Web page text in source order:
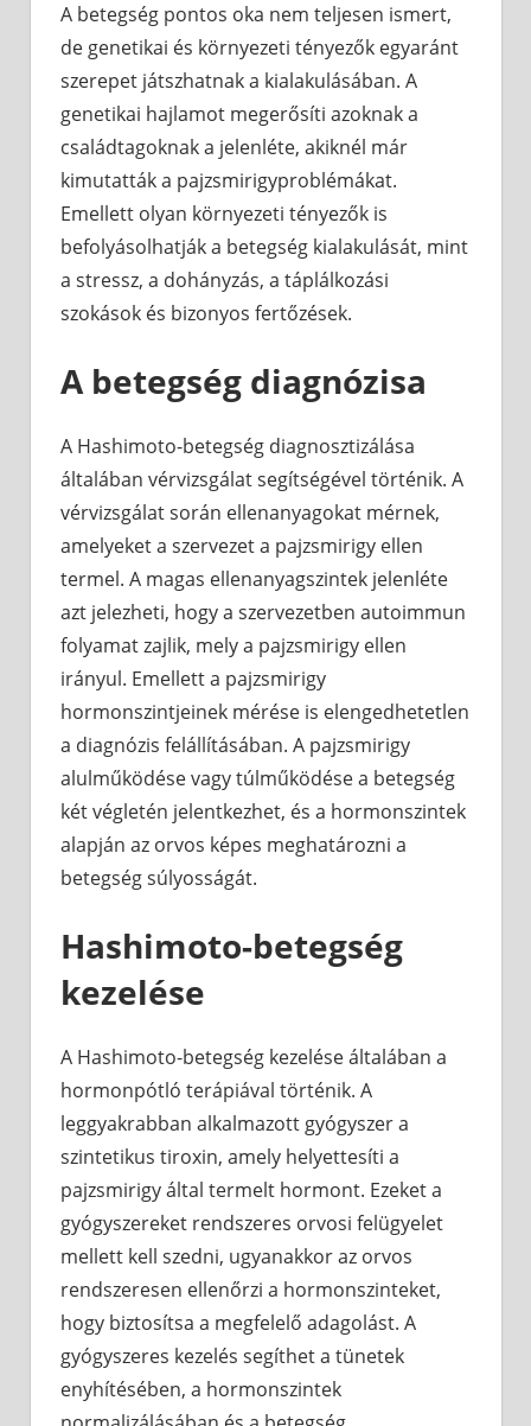
A betegség pontos oka nem teljesen ismert,
de genetikai és környezeti tényezők egyaránt
szerepet játszhatnak a kialakulásában. A
genetikai hajlamot megerősíti azoknak a
családtagoknak a jelenléte, akiknél már
kimutatták a pajzsmirigyproblémákat.
Emellett olyan környezeti tényezők is
befolyásolhatják a betegség kialakulását, mint
a stressz, a dohányzás, a táplálkozási
szokások és bizonyos fertőzések.
A betegség diagnózisa
A Hashimoto-betegség diagnosztizálása
általában vérvizsgálat segítségével történik. A
vérvizsgálat során ellenanyagokat mérnek,
amelyeket a szervezet a pajzsmirigy ellen
termel. A magas ellenanyagszintek jelenléte
azt jelezheti, hogy a szervezetben autoimmun
folyamat zajlik, mely a pajzsmirigy ellen
irányul. Emellett a pajzsmirigy
hormonszintjeinek mérése is elengedhetetlen
a diagnózis felállításában. A pajzsmirigy
alulműködése vagy túlműködése a betegség
két végletén jelentkezhet, és a hormonszintek
alapján az orvos képes meghatározni a
betegség súlyosságát.
Hashimoto-betegség
kezelése
A Hashimoto-betegség kezelése általában a
hormonpótló terápiával történik. A
leggyakrabban alkalmazott gyógyszer a
szintetikus tiroxin, amely helyettesíti a
pajzsmirigy által termelt hormont. Ezeket a
gyógyszereket rendszeres orvosi felügyelet
mellett kell szedni, ugyanakkor az orvos
rendszeresen ellenőrzi a hormonszinteket,
hogy biztosítsa a megfelelő adagolást. A
gyógyszeres kezelés segíthet a tünetek
enyhítésében, a hormonszintek